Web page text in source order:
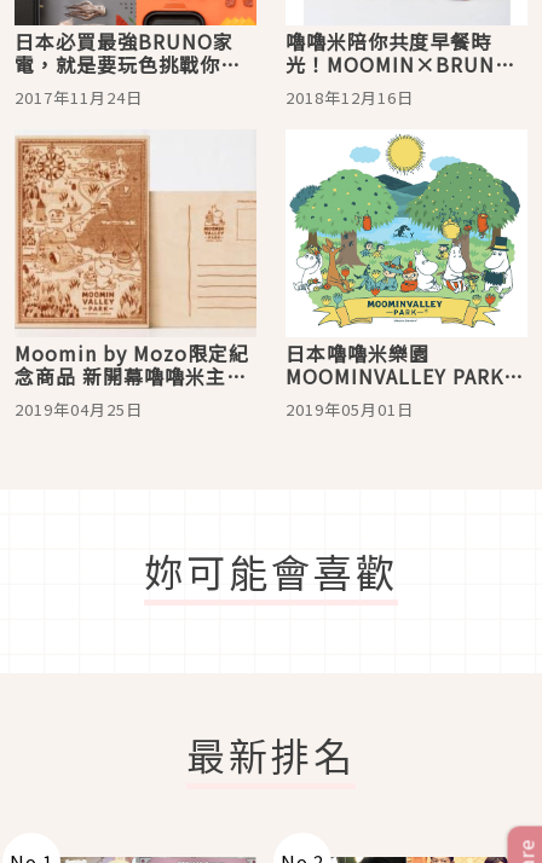
日本必買最強BRUNO家
電，就是要玩色挑戰你的
視覺！期間限定4色即將出
爐！
2017年11月24日
嚕嚕米陪你共度早餐時
光！MOOMIN×BRUNO
熱壓三明治機可愛上市！
2018年12月16日
Moomin by Mozo限定紀
念商品 新開幕嚕嚕米主題
公園熱賣中！
2019年04月25日
日本嚕嚕米樂園
MOOMINVALLEY PARK大
攻略
2019年05月01日
妳可能會喜歡
最新排名